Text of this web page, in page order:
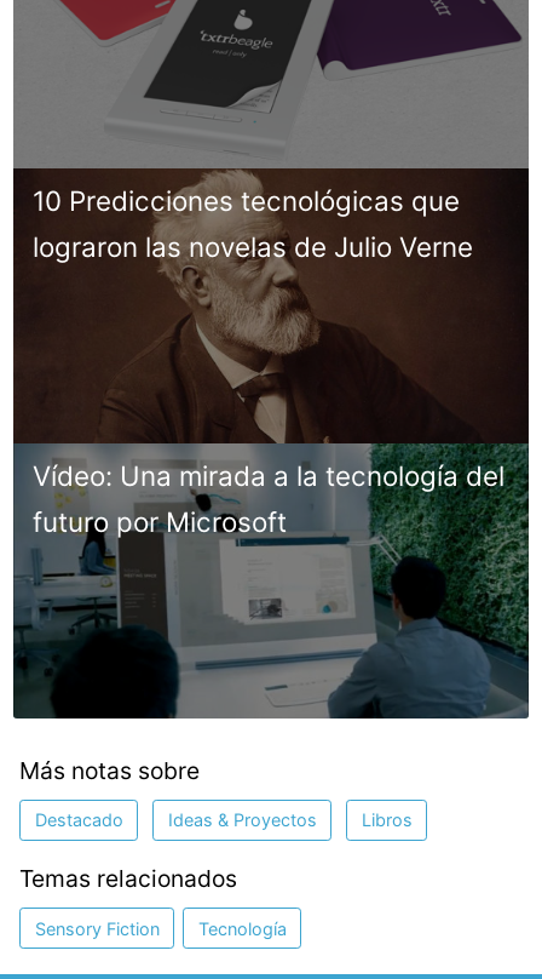
10 Predicciones tecnológicas que
lograron las novelas de Julio Verne
Vídeo: Una mirada a la tecnología del
futuro por Microsoft
Más notas sobre
Destacado Ideas & Proyectos Libros
Temas relacionados
Sensory Fiction Tecnología